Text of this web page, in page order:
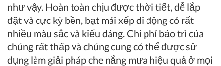
như vậy. Hoàn toàn chịu được thời tiết, dễ lắp
đặt và cực kỳ bền, bạt mái xếp di động có rất
nhiều màu sắc và kiểu dáng. Chi phí bảo trì của
chúng rất thấp và chúng cũng có thể được sử
dụng làm giải pháp che nắng mưa hiệu quả ở mọi